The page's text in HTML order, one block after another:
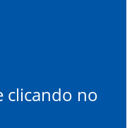
clicando no